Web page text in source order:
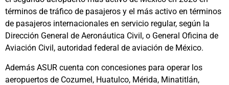
términos de tráfico de pasajeros y el más activo en términos
de pasajeros internacionales en servicio regular, según la
Dirección General de Aeronáutica Civil, o General Oficina de
Aviación Civil, autoridad federal de aviación de México.
Además ASUR cuenta con concesiones para operar los
aeropuertos de Cozumel, Huatulco, Mérida, Minatitlán,